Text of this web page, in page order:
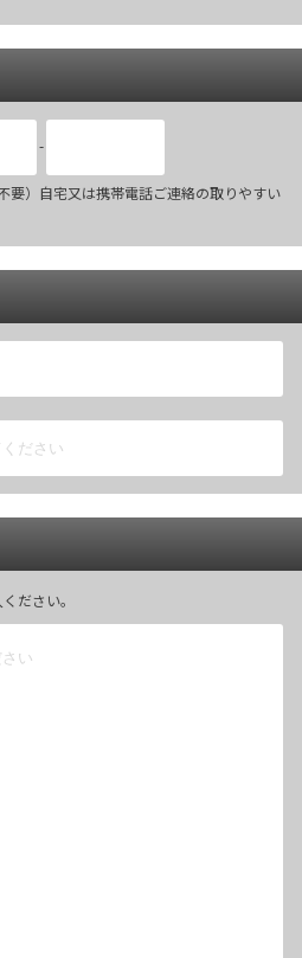
-
要）自宅又は携帯電話ご連絡の取りやすい
ださい。